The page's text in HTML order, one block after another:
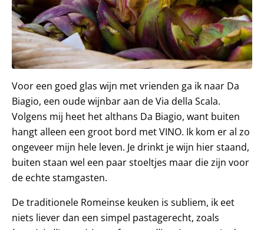
Voor een goed glas wijn met vrienden ga ik naar Da
Biagio, een oude wijnbar aan de Via della Scala.
Volgens mij heet het althans Da Biagio, want buiten
hangt alleen een groot bord met VINO. Ik kom er al zo
ongeveer mijn hele leven. Je drinkt je wijn hier staand,
buiten staan wel een paar stoeltjes maar die zijn voor
de echte stamgasten.
De traditionele Romeinse keuken is subliem, ik eet
niets liever dan een simpel pastagerecht, zoals